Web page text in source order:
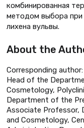
комбинированная
методом выбора при
лихена вульвы.
About the
Corresponding author:
Head of the
Cosmetology,
Department of the
Associate Professor,
and Cosmetology,